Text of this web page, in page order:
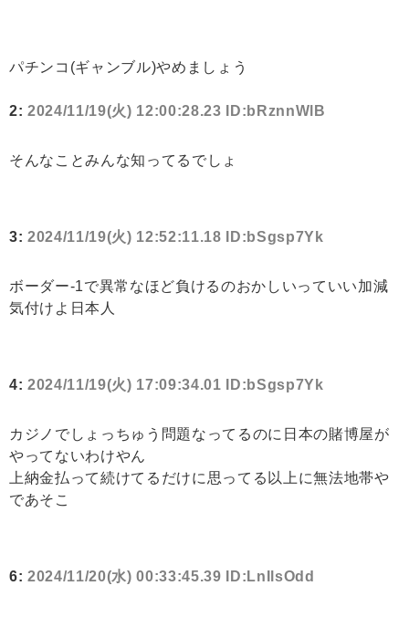
パチンコ(ギャンブル)やめましょう
2: 2024/11/19(火) 12:00:28.23 ID:bRznnWlB
そんなことみんな知ってるでしょ
3: 2024/11/19(火) 12:52:11.18 ID:bSgsp7Yk
ボーダー-1で異常なほど負けるのおかしいっていい加減
気付けよ日本人
4: 2024/11/19(火) 17:09:34.01 ID:bSgsp7Yk
カジノでしょっちゅう問題なってるのに日本の賭博屋が
やってないわけやん
上納金払って続けてるだけに思ってる以上に無法地帯や
であそこ
6: 2024/11/20(水) 00:33:45.39 ID:LnIlsOdd